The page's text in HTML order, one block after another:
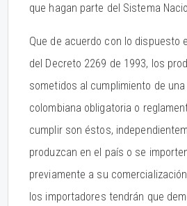
que hagan parte del Sistema
Que de acuerdo con lo dispuesto
del Decreto 2269 de 1993, los
sometidos al cumplimiento de
colombiana obligatoria o
cumplir son éstos,
produzcan en el país o se
previamente a su
los importadores tendrán que